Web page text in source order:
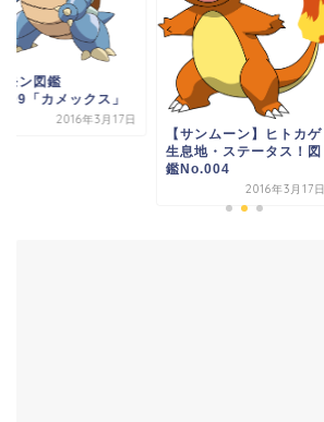
モン図鑑
「カメックス」
2016年3月17日
【サンムーン】ヒトカゲ
生息地・ステータス！図
鑑No.004
2016年3月17日